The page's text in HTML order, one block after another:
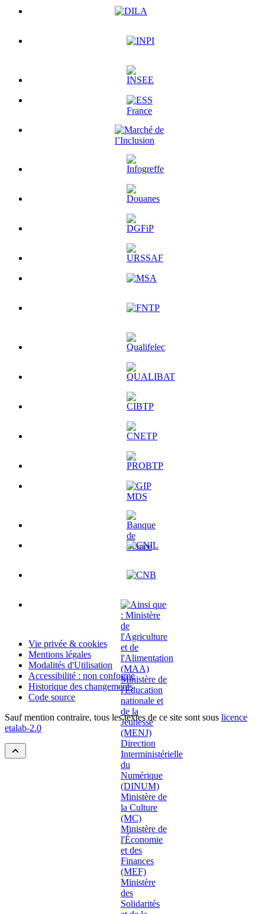
Vie privée & cookies
Mentions légales
Modalités d'Utilisation
Accessibilité : non conforme
Historique des changements
Code source
Sauf mention contraire, tous les textes de ce site sont sous licence
etalab-2.0